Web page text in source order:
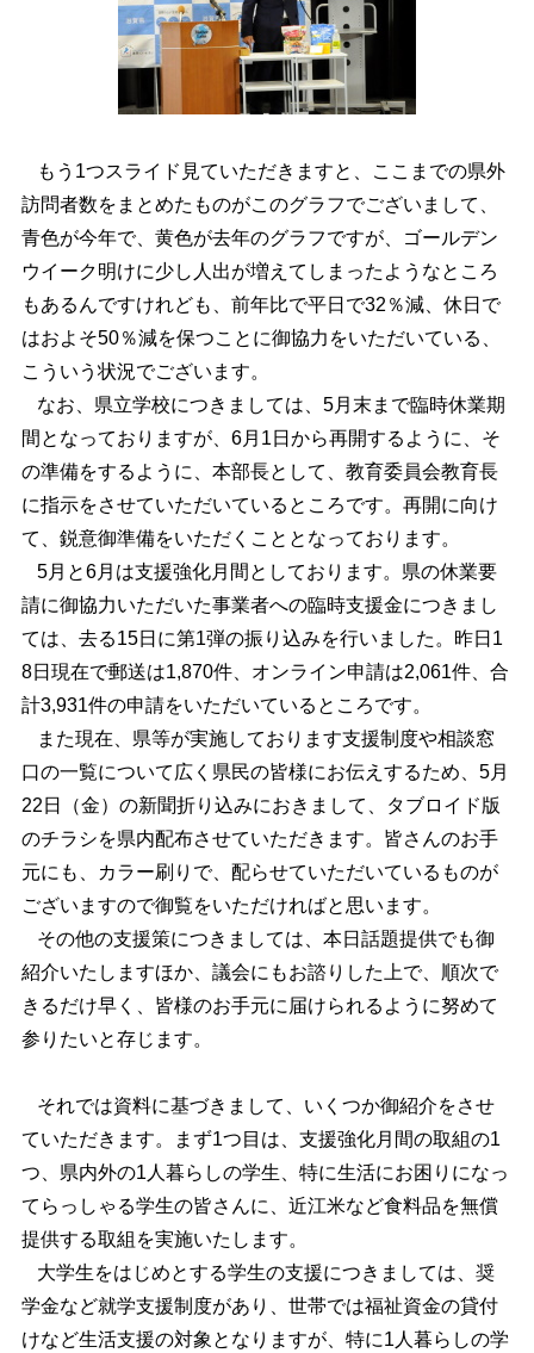
もう1つスライド見ていただきますと、ここまでの県外
訪問者数をまとめたものがこのグラフでございまして、
青色が今年で、黄色が去年のグラフですが、ゴールデン
ウイーク明けに少し人出が増えてしまったようなところ
もあるんですけれども、前年比で平日で32％減、休日で
はおよそ50％減を保つことに御協力をいただいている、
こういう状況でございます。
なお、県立学校につきましては、5月末まで臨時休業期
間となっておりますが、6月1日から再開するように、そ
の準備をするように、本部長として、教育委員会教育長
に指示をさせていただいているところです。再開に向け
て、鋭意御準備をいただくこととなっております。
5月と6月は支援強化月間としております。県の休業要
請に御協力いただいた事業者への臨時支援金につきまし
ては、去る15日に第1弾の振り込みを行いました。昨日1
8日現在で郵送は1,870件、オンライン申請は2,061件、合
計3,931件の申請をいただいているところです。
また現在、県等が実施しております支援制度や相談窓
口の一覧について広く県民の皆様にお伝えするため、5月
22日（金）の新聞折り込みにおきまして、タブロイド版
のチラシを県内配布させていただきます。皆さんのお手
元にも、カラー刷りで、配らせていただいているものが
ございますので御覧をいただければと思います。
その他の支援策につきましては、本日話題提供でも御
紹介いたしますほか、議会にもお諮りした上で、順次で
きるだけ早く、皆様のお手元に届けられるように努めて
参りたいと存じます。
それでは資料に基づきまして、いくつか御紹介をさせ
ていただきます。まず1つ目は、支援強化月間の取組の1
つ、県内外の1人暮らしの学生、特に生活にお困りになっ
てらっしゃる学生の皆さんに、近江米など食料品を無償
提供する取組を実施いたします。
大学生をはじめとする学生の支援につきましては、奨
学金など就学支援制度があり、世帯では福祉資金の貸付
けなど生活支援の対象となりますが、特に1人暮らしの学